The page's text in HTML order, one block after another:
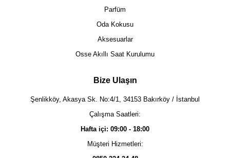
Parfüm
Oda Kokusu
Aksesuarlar
Osse Akıllı Saat Kurulumu
Bize Ulaşın
Şenlikköy, Akasya Sk. No:4/1, 34153 Bakırköy / İstanbul
Çalışma Saatleri:
Hafta içi: 09:00 - 18:00
Müşteri Hizmetleri: